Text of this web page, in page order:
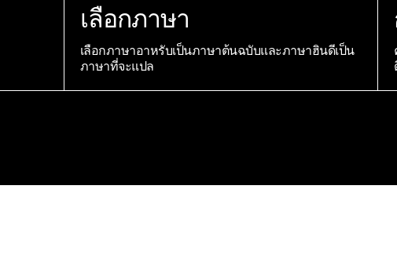
เลือกภาษา
เลือกภาษาอาหรับเป็นภาษาต้นฉบับและภาษาฮินดีเป็น
ภาษาที่จะแปล